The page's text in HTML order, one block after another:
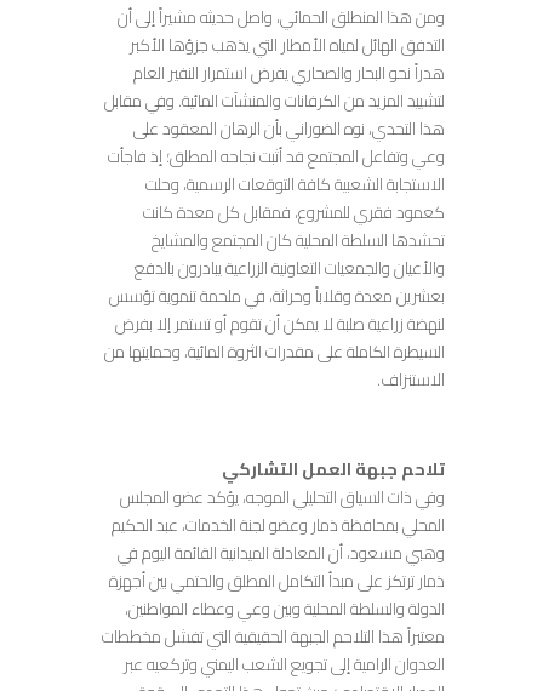
ومن هذا المنطلق الحمائي، واصل حديثه مشيراً إلى أن
التدفق الهائل لمياه الأمطار التي يذهب جزؤها الأكبر
هدراً نحو البحار والصحاري يفرض استمرار النفير العام
لتشييد المزيد من الكرفانات والمنشآت المائية. وفي مقابل
هذا التحدي، نوه الضوراني بأن الرهان المعقود على
وعي وتفاعل المجتمع قد أثبت نجاحه المطلق؛ إذ فاجأت
الاستجابة الشعبية كافة التوقعات الرسمية، وحلت
كعمود فقري للمشروع، فمقابل كل معدة كانت
تحشدها السلطة المحلية كان المجتمع والمشايخ
والأعيان والجمعيات التعاونية الزراعية يبادرون بالدفع
بعشرين معدة وقلاباً وحراثة، في ملحمة تنموية تؤسس
لنهضة زراعية صلبة لا يمكن أن تقوم أو تستمر إلا بفرض
السيطرة الكاملة على مقدرات الثروة المائية، وحمايتها من
الاستنزاف.
تلاحم جبهة العمل التشاركي
وفي ذات السياق التحليلي الموجه، يؤكد عضو المجلس
المحلي بمحافظة ذمار وعضو لجنة الخدمات، عبد الحكيم
وهبي مسعود، أن المعادلة الميدانية القائمة اليوم في
ذمار ترتكز على مبدأ التكامل المطلق والحتمي بين أجهزة
الدولة والسلطة المحلية وبين وعي وعطاء المواطنين،
معتبراً هذا التلاحم الجبهة الحقيقية التي تفشل مخططات
العدوان الرامية إلى تجويع الشعب اليمني وتركعيه عبر